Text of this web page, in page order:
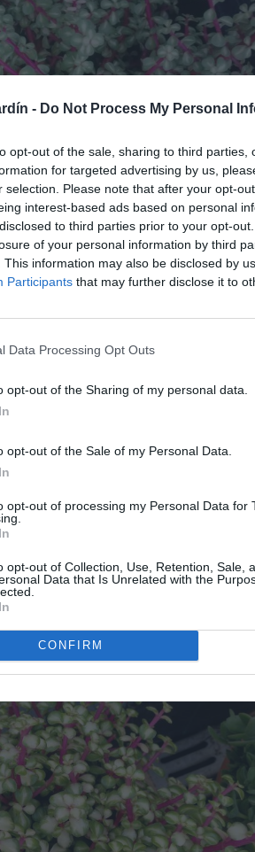
- Do Not Process My Personal
opt-out of the sale, sharing to third
for targeted advertising by us,
selection. Please note that after your opt-
interest-based ads based on personal
to third parties prior to your opt-
of your personal information by third
This information may also be disclosed by
Participants that may further disclose it to
Data Processing Opt Outs
opt-out of the Sharing of my personal data.
opt-out of the Sale of my Personal Data.
opt-out of processing my Personal Data for
opt-out of Collection, Use, Retention, Sale,
Data that Is Unrelated with the
CONFIRM
muy atractiva muy fácil de
pequeños arbustos y para la creación
balcones o directamente en el suelo